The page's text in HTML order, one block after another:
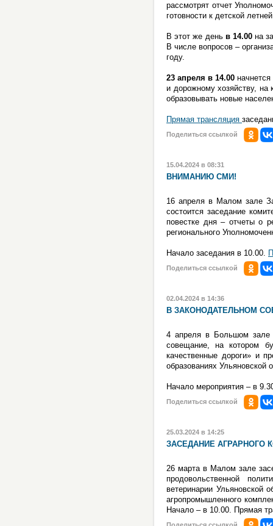
рассмотрят отчет
готовности к детской
В этот же день в 14.00 на
В числе вопросов –
году.
23 апреля в 14.00
и дорожному хозяйству, на
образовывать новые
Прямая трансляция
Поделиться ссылкой
15.04.2024 в 08:31
ВНИМАНИЮ СМИ!
16 апреля в Малом зале
состоится заседание
повестке дня – отчеты о
регионального
Начало заседания в 10.00.
Поделиться ссылкой
02.04.2024 в 14:36
В ЗАКОНОДАТЕЛЬНОМ
4 апреля в Большом зале
совещание, на котором
качественные дороги» и
образованиях Ульяновской
Начало мероприятия – в
Поделиться ссылкой
25.03.2024 в 14:25
ЗАСЕДАНИЕ АГРАРНОГО
26 марта в Малом зале
продовольственной
ветеринарии Ульяновской
агропромышленного
Начало – в 10.00. Прямая